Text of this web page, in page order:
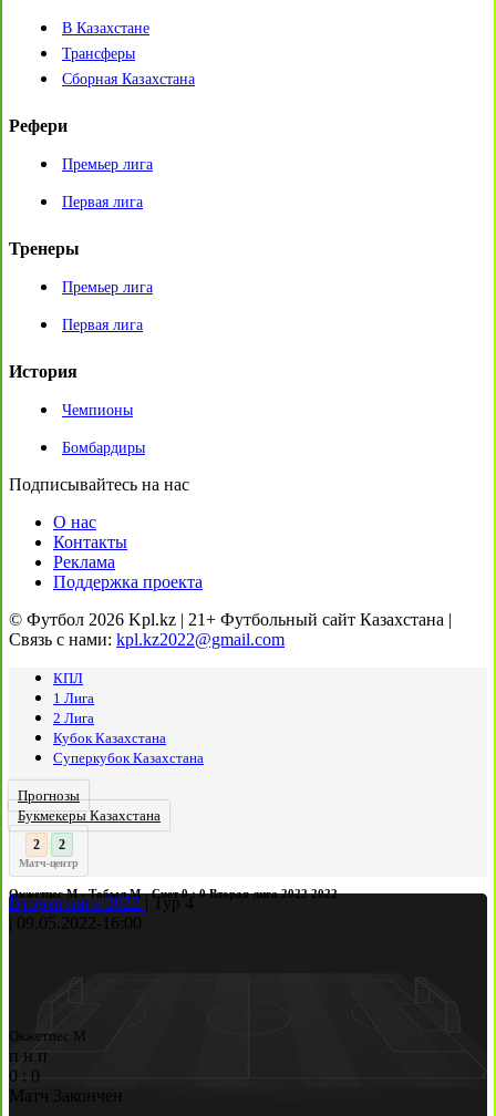
В Казахстане
Трансферы
Сборная Казахстана
Рефери
Премьер лига
Первая лига
Тренеры
Премьер лига
Первая лига
История
Чемпионы
Бомбардиры
Подписывайтесь на нас
О нас
Контакты
Реклама
Поддержка проекта
© Футбол 2026 Kpl.kz | 21+ Футбольный сайт Казахстана |
Связь с нами: kpl.kz2022@gmail.com
КПЛ
1 Лига
2 Лига
Кубок Казахстана
Суперкубок Казахстана
Прогнозы
Букмекеры Казахстана
3 : 2
Матч-центр
Окжетпес М - Тобыл М - Счет 0 : 0 Вторая лига 2022 2022
Вторая лига 2022
Тур 4
09.05.2022- 16:00
Окжетпес М
п н п
0 : 0
Матч Закончен